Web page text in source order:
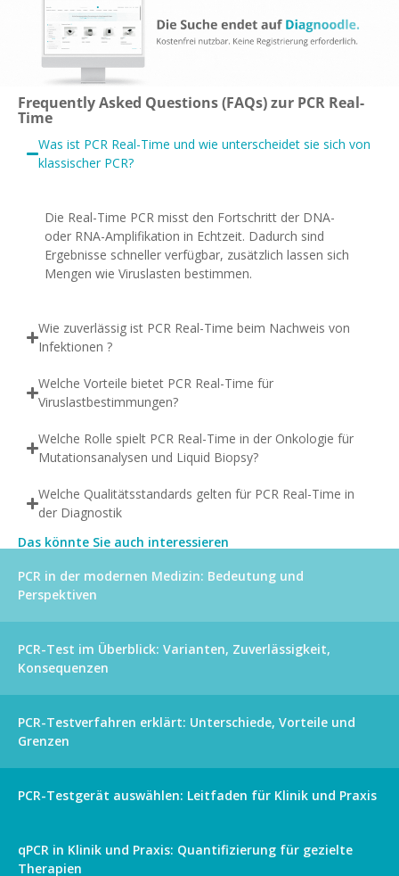
Frequently Asked Questions (FAQs) zur PCR Real-
Time
Was ist PCR Real-Time und wie unterscheidet sie sich von
klassischer PCR?
Die Real-Time PCR misst den Fortschritt der DNA-
oder RNA-Amplifikation in Echtzeit. Dadurch sind
Ergebnisse schneller verfügbar, zusätzlich lassen sich
Mengen wie Viruslasten bestimmen.
Wie zuverlässig ist PCR Real-Time beim Nachweis von
Infektionen ?
Welche Vorteile bietet PCR Real-Time für
Viruslastbestimmungen?
Welche Rolle spielt PCR Real-Time in der Onkologie für
Mutationsanalysen und Liquid Biopsy?
Welche Qualitätsstandards gelten für PCR Real-Time in
der Diagnostik
Das könnte Sie auch interessieren
PCR in der modernen Medizin: Bedeutung und
Perspektiven
PCR-Test im Überblick: Varianten, Zuverlässigkeit,
Konsequenzen
PCR-Testverfahren erklärt: Unterschiede, Vorteile und
Grenzen
PCR-Testgerät auswählen: Leitfaden für Klinik und Praxis
qPCR in Klinik und Praxis: Quantifizierung für gezielte
Therapien